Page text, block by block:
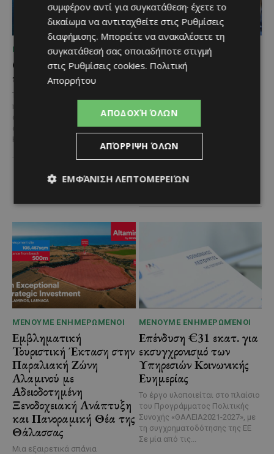
ΜΈΝΟΥΜΕ ΕΝΗΜΕΡΩΜΈΝΟΙ
Ο τουρισμός ως εθνική
υπόθεση
Του Γιάννου Πανταζή* Είναι κοινή
πεποίθηση ότι ο τουρισμός
αποτελεί μία από τις
σημαντικότερες βιομηχανίες της
Κύπρου και διαχρονικά...
ΜΈΝΟΥΜΕ ΕΝΗΜΕΡΩΜΈΝΟΙ
Ο Λευκαρίτικος τταβάς:
γενιά σε γενιά
χαρακτηριστικά φαγητά της
κυπριακής παραδοσιακής
φαγητό που συνδέεται
ΜΈΝΟΥΜΕ ΕΝΗΜΕΡΩΜΈΝΟΙ
Εμβληματική
Τουριστική Έκταση στην
Παραλιακή Ζώνη
Αλαμινού με
Αδειοδοτημένη
Ξενοδοχειακή Ανάπτυξη
και Πανοραμική Θέα της
Θάλασσας
Μια εξαιρετικά σπάνια
ΜΈΝΟΥΜΕ ΕΝΗΜΕΡΩΜΈΝΟΙ
Επένδυση €31 εκατ. για
εκσυγχρονισμό των
Υπηρεσιών Κοινωνικής
Ευημερίας
Το έργο υλοποιείται στο πλαίσιο
του Προγράμματος Πολιτικής
Συνοχής «ΘΑΛΕΙΑ2021-2027», με
τη συγχρηματοδότησης της ΕΕ
Σε μία από τις...
συμφέρον αντί για συγκατάθεση· έχετε το
δικαίωμα να αντιταχθείτε στις Ρυθμίσεις
διαφήμισης. Μπορείτε να ανακαλέσετε τη
συγκατάθεσή σας οποιαδήποτε στιγμή
στις Ρυθμίσεις cookies. Πολιτική
Απορρήτου
ΑΠΟΔΟΧΉ ΌΛΩΝ
ΑΠΌΡΡΙΨΗ ΌΛΩΝ
ΕΜΦΆΝΙΣΗ ΛΕΠΤΟΜΕΡΕΙΏΝ